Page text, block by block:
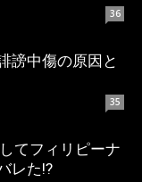
36
謗中傷の原因と
35
てフィリピーナ
レた!?